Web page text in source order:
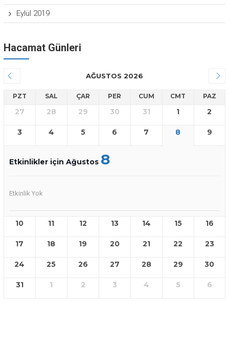
Eylül 2019
Hacamat Günleri
AĞUSTOS 2026
PZT SAL ÇAR PER CUM CMT PAZ
27 28 29 30 31 1 2
3 4 5 6 7 8 9
Etkinlikler için Ağustos 8
Etkinlik Yok
10 11 12 13 14 15 16
17 18 19 20 21 22 23
24 25 26 27 28 29 30
31 1 2 3 4 5 6